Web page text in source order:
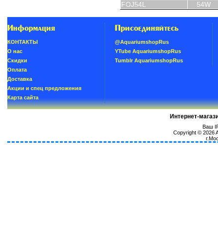
FOJ54L
54W
Информация
КОНТАКТЫ
О нас
Скидки
Oплатa
Доставка
Акции и спец предложения
Карта сайта
Присоединяйтесь
@AquariumshopRus
YTube AquariumshopRus
Tumblr AquariumshopRus
Интернет-
Ваш
Copyright © 2026